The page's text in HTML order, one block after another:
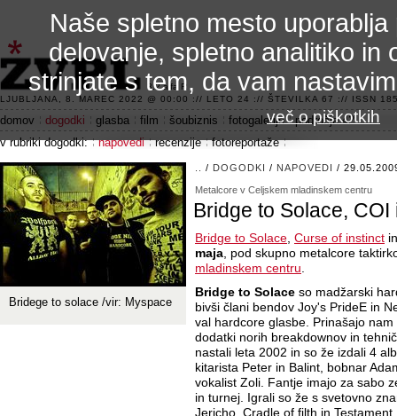
3.2 alfa R
LJUBLJANA, 8. MAREC 2022 @ 00:00 :// LETO 24 :// ŠTEVILKA 67 :// ISSN
domov dogodki glasba film šoubiznis fotogalerije
področje 42
v rubriki dogodki:
napovedi recenzije fotoreportaže
/ DOGODKI / NAPOVEDI /
Metalcore v Celjskem mladinskem centru
Bridge to Solace,
Bridge to Solace, Curse of instinct
maja, pod skupno metalcore
mladinskem centru.
Bridge to Solace so madžarski
bivši člani bendov Joy's PrideE in
val hardcore glasbe. Prinašajo
dodatki norih breakdownov in
nastali leta 2002 in so že izdali 4
kitarista Peter in Balint, bobnar
vokalist Zoli. Fantje imajo za sabo
in turnej. Igrali so že s svetovno
Jericho, Cradle of filth in
Bridege to solace /vir: Myspace
Naše spletno mesto
delovanje, spletno analitiko in
strinjate s tem, da vam
več o piškotkih